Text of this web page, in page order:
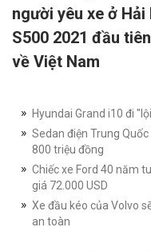
người yêu xe ở
S500 2021 đầu
về Việt Nam
Hyundai Grand i10 đi
Sedan điện Trung
800 triệu đồng
Chiếc xe Ford 40 năm
giá 72.000 USD
Xe đầu kéo của Volvo
an toàn